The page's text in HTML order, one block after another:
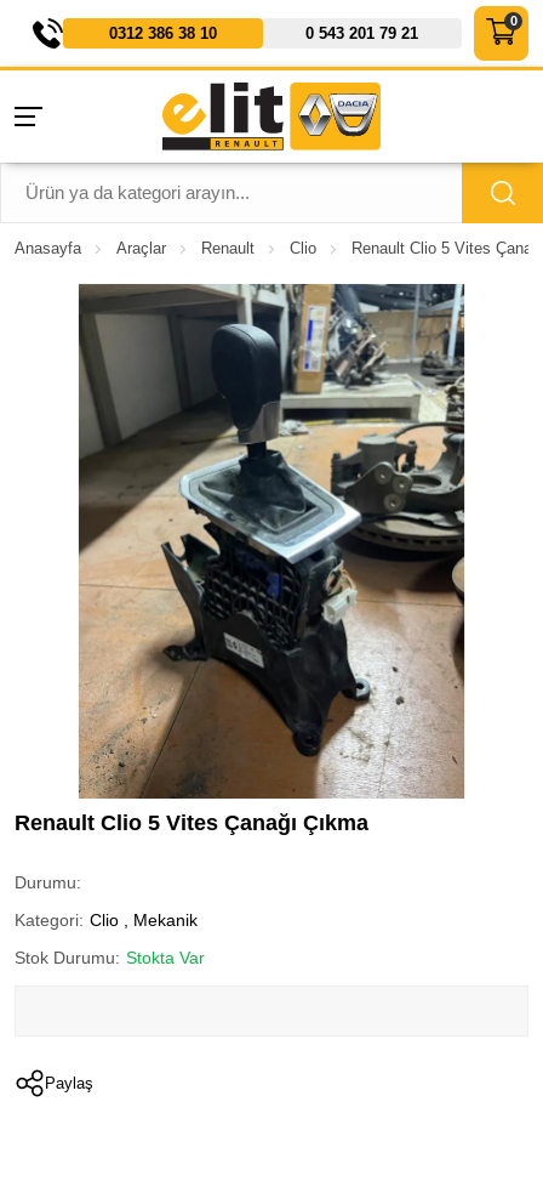
0312 386 38 10 0 543 201 79 21
Anasayfa Araçlar Renault Clio Renault Clio 5 Vites
Renault Clio 5 Vites Çanağı Çıkma
Durumu:
Kategori: Clio
Mekanik
Stok Durumu: Stokta Var
Paylaş